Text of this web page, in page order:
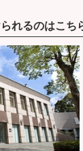
れるのはこち